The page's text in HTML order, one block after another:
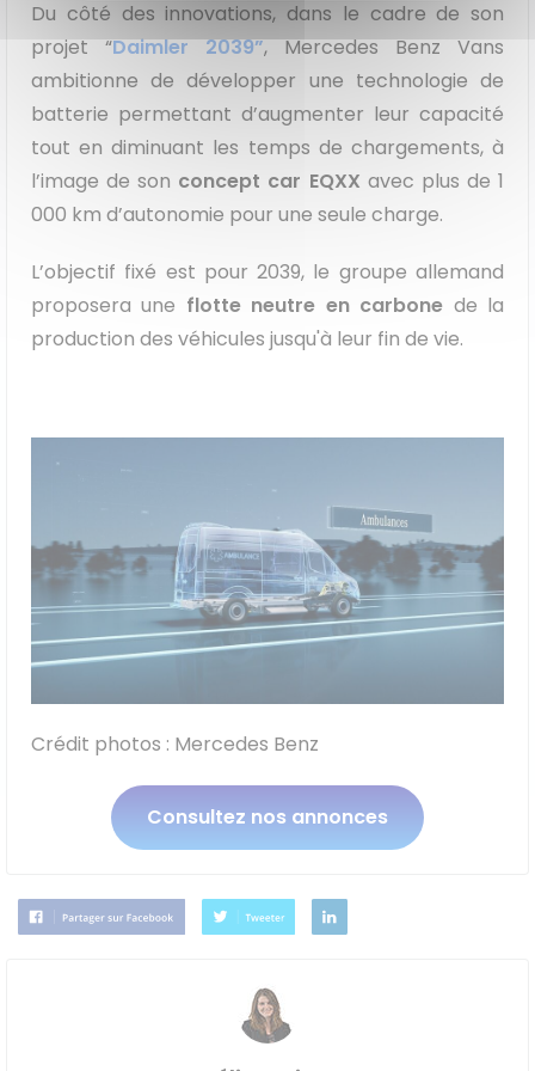
Du côté des innovations, dans le cadre de son
projet “Daimler 2039”, Mercedes Benz Vans
ambitionne de développer une technologie de
batterie permettant d’augmenter leur capacité
tout en diminuant les temps de chargements, à
l’image de son concept car EQXX avec plus de 1
000 km d’autonomie pour une seule charge.
L’objectif fixé est pour 2039, le groupe allemand
proposera une flotte neutre en carbone de la
production des véhicules jusqu'à leur fin de vie.
Crédit photos : Mercedes Benz
Consultez nos annonces